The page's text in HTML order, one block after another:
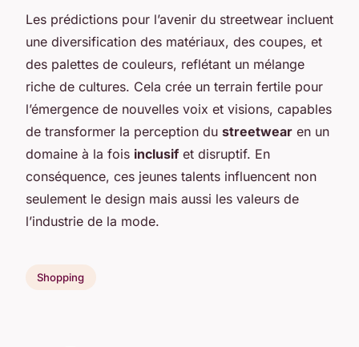
Les prédictions pour l’avenir du streetwear incluent
une diversification des matériaux, des coupes, et
des palettes de couleurs, reflétant un mélange
riche de cultures. Cela crée un terrain fertile pour
l’émergence de nouvelles voix et visions, capables
de transformer la perception du streetwear en un
domaine à la fois inclusif et disruptif. En
conséquence, ces jeunes talents influencent non
seulement le design mais aussi les valeurs de
l’industrie de la mode.
Shopping